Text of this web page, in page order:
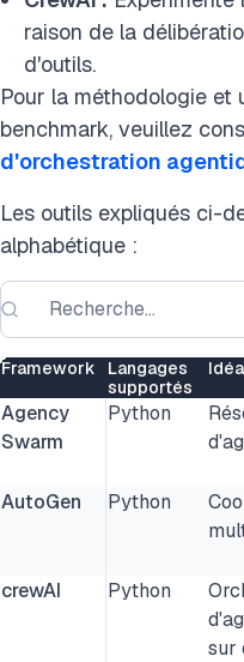
raison de la
d'outils.
Pour la méthodologie et
benchmark, veuillez
d'orchestration
Les outils expliqués ci-
alphabétique :
Framework
Langages
supportés
Agency
Swarm
Python
AutoGen
Python
crewAI
Python
sur